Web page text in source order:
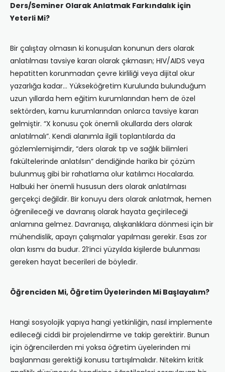
Ders/Seminer Olarak Anlatmak Farkındalık için
Yeterli Mi?
Bir çalıştay olmasın ki konuşulan konunun ders olarak
anlatılması tavsiye kararı olarak çıkmasın; HIV/AIDS veya
hepatitten korunmadan çevre kirliliği veya dijital okur
yazarlığa kadar… Yükseköğretim Kurulunda bulunduğum
uzun yıllarda hem eğitim kurumlarından hem de özel
sektörden, kamu kurumlarından onlarca tavsiye kararı
gelmiştir. “X konusu çok önemli okullarda ders olarak
anlatılmalı”. Kendi alanımla ilgili toplantılarda da
gözlemlemişimdir, “ders olarak tıp ve sağlık bilimleri
fakültelerinde anlatılsın” dendiğinde harika bir çözüm
bulunmuş gibi bir rahatlama olur katılımcı Hocalarda.
Halbuki her önemli hususun ders olarak anlatılması
gerçekçi değildir. Bir konuyu ders olarak anlatmak, hemen
öğrenileceği ve davranış olarak hayata geçirileceği
anlamına gelmez. Davranışa, alışkanlıklara dönmesi için bir
mühendislik, apayrı çalışmalar yapılması gerekir. Esas zor
olan kısmı da budur. 21’inci yüzyılda kişilerde bulunması
gereken hayat becerileri de böyledir.
Öğrenciden Mi, Öğretim Üyelerinden Mi Başlayalım?
Hangi sosyolojik yapıya hangi yetkinliğin, nasıl implemente
edileceği ciddi bir projelendirme ve takip gerektirir. Bunun
için öğrencilerden mi yoksa öğretim üyelerinden mi
başlanması gerektiği konusu tartışılmalıdır. Nitekim kritik